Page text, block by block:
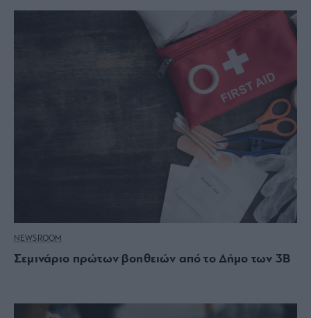
NEWSROOM
Σεμινάριο πρώτων βοηθειών από το Δήμο των 3Β